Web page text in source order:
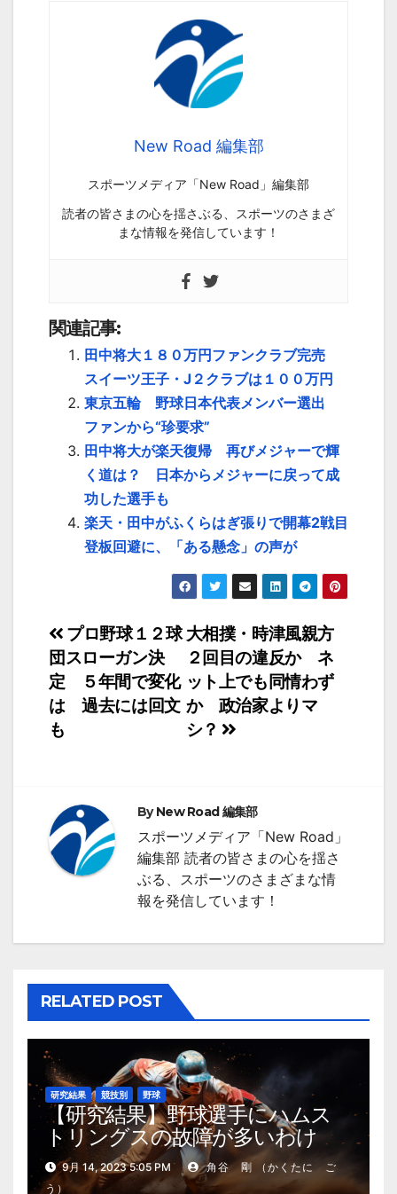
New Road 編集部
スポーツメディア「New Road」編集部
読者の皆さまの心を揺さぶる、スポーツのさまざ
まな情報を発信しています！
関連記事:
田中将大１８０万円ファンクラブ完売
スイーツ王子・J２クラブは１００万円
東京五輪 野球日本代表メンバー選出
ファンから“珍要求”
田中将大が楽天復帰 再びメジャーで輝
く道は？ 日本からメジャーに戻って成
功した選手も
楽天・田中がふくらはぎ張りで開幕2戦目
登板回避に、「ある懸念」の声が
投
稿
ナ
ビ
ー
シ
ョ
大相撲・時津風親方
２回目の違反か ネ
ット上でも同情わず
か 政治家よりマ
シ？
プロ野球１２球
団スローガン決
定 ５年間で変化
は 過去には回文
も
ByNew Road 編集部
スポーツメディア「New Road」
編集部 読者の皆さまの心を揺さ
ぶる、スポーツのさまざまな情
報を発信しています！
RELATED POST
研究結果 競技別 野球
【研究結果】野球選手にハムス
トリングスの故障が多いわけ
9月 14, 2023 5:05 PM
角谷 剛 （かくたに ご
う）